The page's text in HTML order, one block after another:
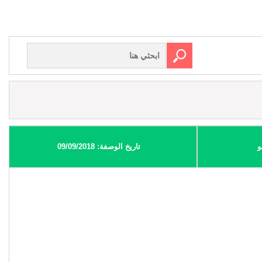
تاريخ الوصفة: 09/09/2018